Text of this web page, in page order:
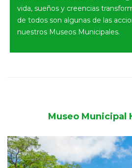
vida, sueños y creencias
de todos son algunas de las
nuestros Museos Municipales.
Museo Municipal